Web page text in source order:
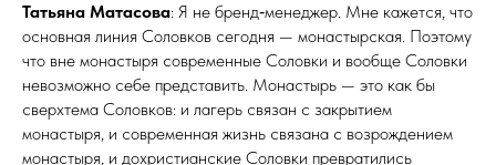
Татьяна Матасова: Я не бренд‑менеджер. Мне кажется, что
основная линия Соловков сегодня — монастырская. Поэтому
что вне монастыря современные Соловки и вообще Соловки
невозможно себе представить. Монастырь — это как бы
сверхтема Соловков: и лагерь связан с закрытием
монастыря, и современная жизнь связана с возрождением
монастыря, и дохристианские Соловки превратились